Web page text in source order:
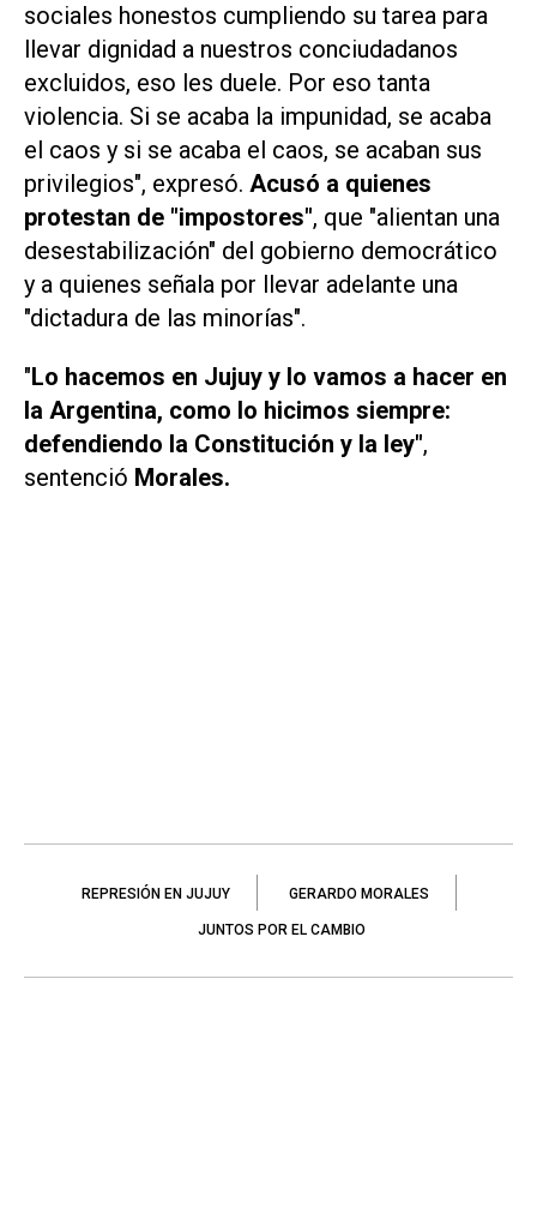
sociales honestos cumpliendo su tarea para
llevar dignidad a nuestros conciudadanos
excluidos, eso les duele. Por eso tanta
violencia. Si se acaba la impunidad, se acaba
el caos y si se acaba el caos, se acaban sus
privilegios", expresó. Acusó a quienes
protestan de "impostores", que "alientan una
desestabilización" del gobierno democrático
y a quienes señala por llevar adelante una
"dictadura de las minorías".
"Lo hacemos en Jujuy y lo vamos a hacer en
la Argentina, como lo hicimos siempre:
defendiendo la Constitución y la ley",
sentenció Morales.
REPRESIÓN EN JUJUY GERARDO MORALES
JUNTOS POR EL CAMBIO